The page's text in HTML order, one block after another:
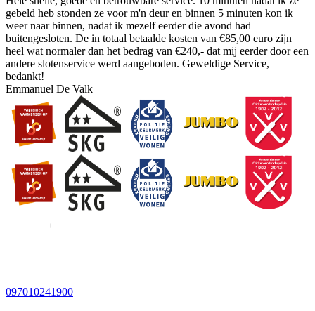
gebeld heb stonden ze voor m'n deur en binnen 5 minuten kon ik
weer naar binnen, nadat ik mezelf eerder die avond had
buitengesloten. De in totaal betaalde kosten van €85,00 euro zijn
heel wat normaler dan het bedrag van €240,- dat mij eerder door een
andere slotenservice werd aangeboden. Geweldige Service,
bedankt!
Emmanuel De Valk
097010241900